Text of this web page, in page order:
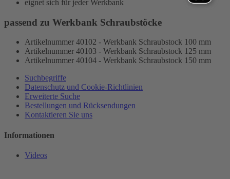
eignet sich für jeder Werkbank
passend zu Werkbank Schraubstöcke
Artikelnummer 40102 - Werkbank Schraubstock 100 mm
Artikelnummer 40103 - Werkbank Schraubstock 125 mm
Artikelnummer 40104 - Werkbank Schraubstock 150 mm
Suchbegriffe
Datenschutz und Cookie-Richtlinien
Erweiterte Suche
Bestellungen und Rücksendungen
Kontaktieren Sie uns
Informationen
Videos